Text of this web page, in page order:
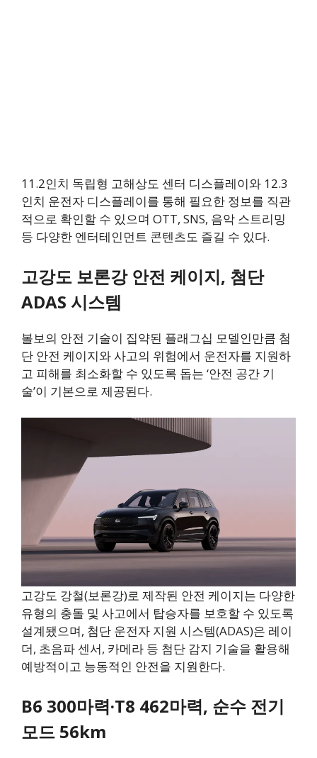
11.2인치 독립형 고해상도 센터 디스플레이와 12.3
인치 운전자 디스플레이를 통해 필요한 정보를 직관
적으로 확인할 수 있으며 OTT, SNS, 음악 스트리밍
등 다양한 엔터테인먼트 콘텐츠도 즐길 수 있다.
고강도 보론강 안전 케이지, 첨단
ADAS 시스템
볼보의 안전 기술이 집약된 플래그십 모델인만큼 첨
단 안전 케이지와 사고의 위험에서 운전자를 지원하
고 피해를 최소화할 수 있도록 돕는 ‘안전 공간 기
술’이 기본으로 제공된다.
고강도 강철(보론강)로 제작된 안전 케이지는 다양한
유형의 충돌 및 사고에서 탑승자를 보호할 수 있도록
설계됐으며, 첨단 운전자 지원 시스템(ADAS)은 레이
더, 초음파 센서, 카메라 등 첨단 감지 기술을 활용해
예방적이고 능동적인 안전을 지원한다.
B6 300마력·T8 462마력, 순수 전기
모드 56km